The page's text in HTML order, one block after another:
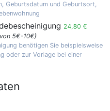
Geburtsdatum und Geburtsort,
24,80 €
5€-10€)
benötigen Sie beispielsweise
oder zur Vorlage bei einer